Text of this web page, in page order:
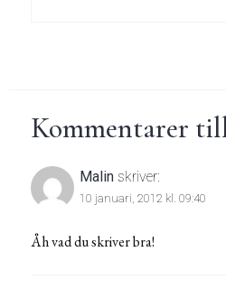
Kommentarer
Malin skriver:
10 januari, 2012 kl. 09:40
Åh vad du skriver bra!